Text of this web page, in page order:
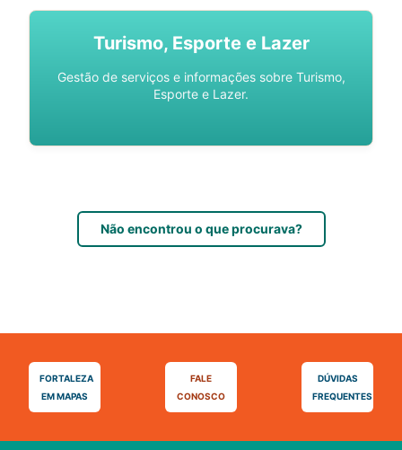
Turismo, Esporte e Lazer
Gestão de serviços e informações sobre Turismo,
Esporte e Lazer.
Não encontrou o que procurava?
FORTALEZA
EM MAPAS
FALE
CONOSCO
DÚVIDAS
FREQUENTES